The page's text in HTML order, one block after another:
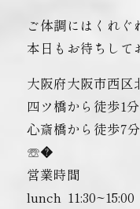
ご体調にはくれ
本日もお待ちして
大阪府大阪市西区
四ツ橋から徒歩1分
心斎橋から徒歩7分
☏�
営業時間
lunch ︎ 11:30~15:00